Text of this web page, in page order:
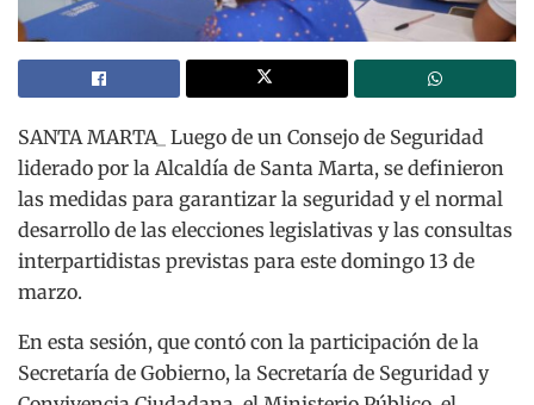
SANTA MARTA_ Luego de un Consejo de Seguridad
liderado por la Alcaldía de Santa Marta, se definieron
las medidas para garantizar la seguridad y el normal
desarrollo de las elecciones legislativas y las consultas
interpartidistas previstas para este domingo 13 de
marzo.
En esta sesión, que contó con la participación de la
Secretaría de Gobierno, la Secretaría de Seguridad y